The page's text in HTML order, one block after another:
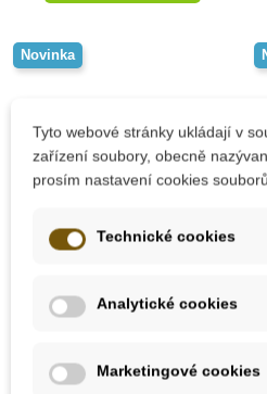
Novinka
Skladem
sada zahradního
Tyto webové stránky ukládají v
zařízení soubory, obecně
prosím nastavení cookies
Technické cookies
Analytické cookies
Marketingové cookies